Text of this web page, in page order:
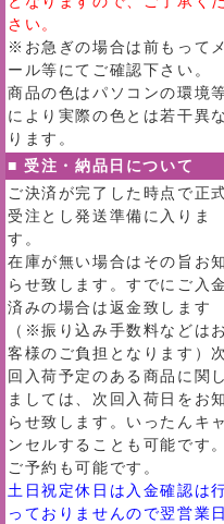
さい。
※お急ぎの場合は前もってメ
ール等にてご確認下さい。
商品の色はパソコンの環境
により実際の色とは若干異な
ります。
■ 受注・納品日について
ご決済が完了した時点で正
受注とし発送準備に入りま
す。
在庫が無い場合はその旨お知
らせ致します。すでにご入金
済みの場合は返金致します
（※振り込み手数料などはお
客様のご負担となります）次
回入荷予定のある商品に関し
ましては、次回入荷日をお知
らせ致します。いったんキャ
ンセルすることも可能です。
ご予約も可能です。
土日祝定休日は入金確認は
っておりませんので翌営業日